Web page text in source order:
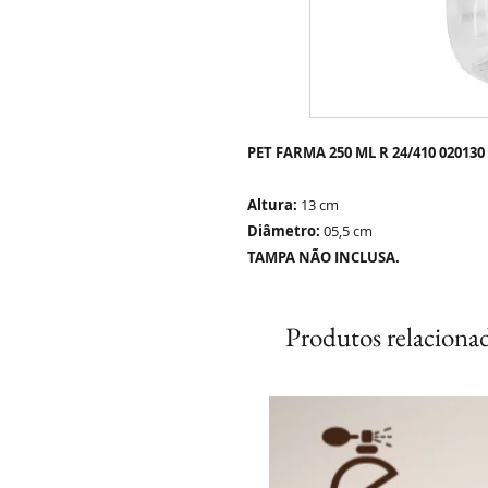
PET FARMA 250 ML R 24/410 020130
Altura: 13 cm
Diâmetro: 05,5 cm
TAMPA NÃO INCLUSA.
Produtos